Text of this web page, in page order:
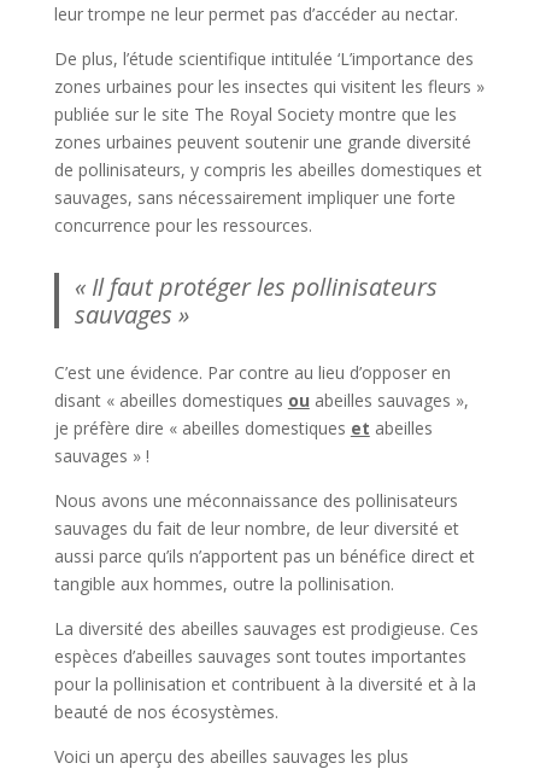
leur trompe ne leur permet pas d’accéder au nectar.
De plus, l’étude scientifique intitulée ‘L’importance des
zones urbaines pour les insectes qui visitent les fleurs »
publiée sur le site The Royal Society montre que les
zones urbaines peuvent soutenir une grande diversité
de pollinisateurs, y compris les abeilles domestiques et
sauvages, sans nécessairement impliquer une forte
concurrence pour les ressources.
« Il faut protéger les pollinisateurs
sauvages »
C’est une évidence. Par contre au lieu d’opposer en
disant « abeilles domestiques ou abeilles sauvages »,
je préfère dire « abeilles domestiques et abeilles
sauvages » !
Nous avons une méconnaissance des pollinisateurs
sauvages du fait de leur nombre, de leur diversité et
aussi parce qu’ils n’apportent pas un bénéfice direct et
tangible aux hommes, outre la pollinisation.
La diversité des abeilles sauvages est prodigieuse. Ces
espèces d’abeilles sauvages sont toutes importantes
pour la pollinisation et contribuent à la diversité et à la
beauté de nos écosystèmes.
Voici un aperçu des abeilles sauvages les plus